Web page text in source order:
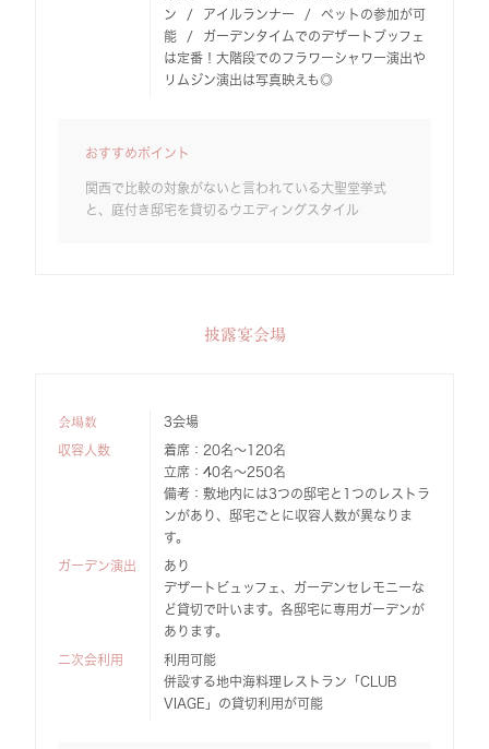
ン
アイルランナー
ペットの参加が可
能
ガーデンタイムでのデザートブッフェ
は定番！大階段でのフラワーシャワー演出や
リムジン演出は写真映えも◎
おすすめポイント
関西で比較の対象がないと言われている大聖堂挙式
と、庭付き邸宅を貸切るウエディングスタイル
披露宴会場
会場数 3会場
収容人数
着席：20名～120名
立席：40名～250名
備考：敷地内には3つの邸宅と1つのレストラ
ンがあり、邸宅ごとに収容人数が異なりま
す。
ガーデン演出
あり
デザートビュッフェ、ガーデンセレモニーな
ど貸切で叶います。各邸宅に専用ガーデンが
あります。
二次会利用
利用可能
併設する地中海料理レストラン「CLUB
VIAGE」の貸切利用が可能